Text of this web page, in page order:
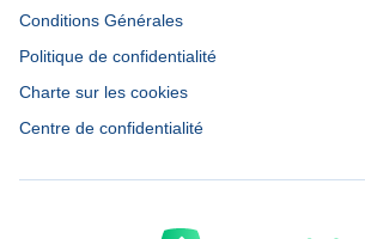
Conditions Générales
Politique de confidentialité
Charte sur les cookies
Centre de confidentialité